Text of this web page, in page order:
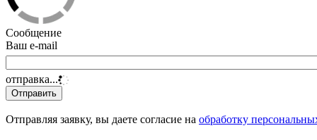
Сообщение
Ваш e-mail
отправка...
Отправляя заявку, вы даете согласие на обработку